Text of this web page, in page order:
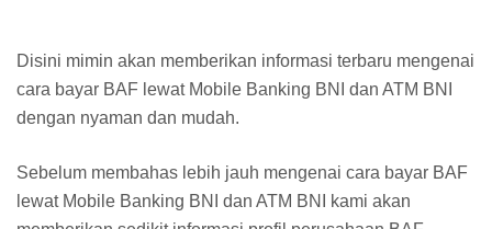
Disini mimin akan memberikan informasi terbaru mengenai
cara bayar BAF lewat Mobile Banking BNI dan ATM BNI
dengan nyaman dan mudah.
Sebelum membahas lebih jauh mengenai cara bayar BAF
lewat Mobile Banking BNI dan ATM BNI kami akan